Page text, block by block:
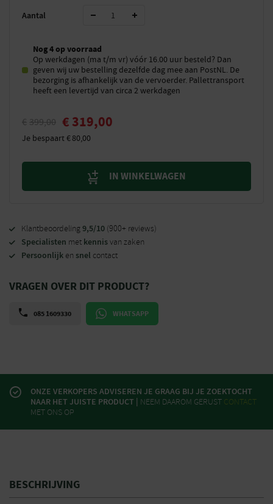
Aantal
Nog 4 op voorraad
Op werkdagen (ma t/m vr) vóór 16.00 uur besteld? Dan
geven wij uw bestelling dezelfde dag mee aan PostNL. De
bezorging is afhankelijk van de vervoerder. Pallettransport
heeft een levertijd van circa 2 werkdagen
€ 399,00 € 319,00
Je bespaart€80,00
IN WINKELWAGEN
Klantbeoordeling9,5/10 (900+ reviews)
Specialisten met kennisvan zaken
Persoonlijk en snel contact
VRAGEN OVER DIT PRODUCT?
085 1609330 WHATSAPP
ONZE VERKOPERS ADVISEREN JE GRAAG BIJ JE ZOEKTOCHT
NAAR HET JUISTE PRODUCT | NEEM DAAROM GERUST CONTACT
MET ONS OP
BESCHRIJVING